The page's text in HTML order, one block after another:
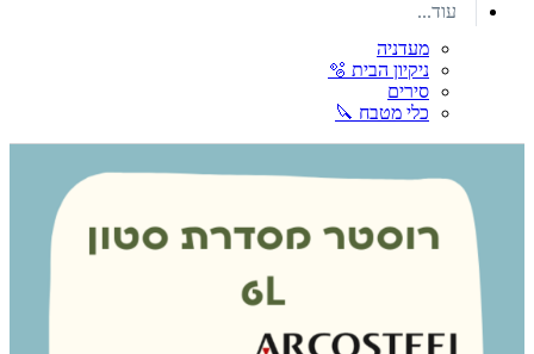
עוד...
מעדניה
ניקיון הבית 🫧
סירים
כלי מטבח 🔪